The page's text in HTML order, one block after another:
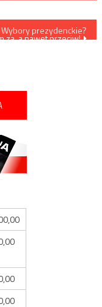
Wybory prezydenckie?
za, a nawet przeciw!